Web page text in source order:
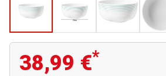
38,99 €*